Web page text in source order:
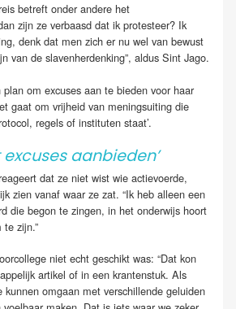
betreft onder andere het
zijn ze verbaasd dat ik protesteer? Ik
denk dat men zich er nu wel van bewust
van de slavenherdenking”, aldus Sint Jago.
om excuses aan te bieden voor haar
gaat om vrijheid van meningsuiting die
regels of instituten staat’.
excuses aanbieden’
dat ze niet wist wie actievoerde,
zien vanaf waar ze zat. “Ik heb alleen een
die begon te zingen, in het onderwijs hoort
zijn.”
niet echt geschikt was: “Dat kon
artikel of in een krantenstuk. Als
omgaan met verschillende geluiden